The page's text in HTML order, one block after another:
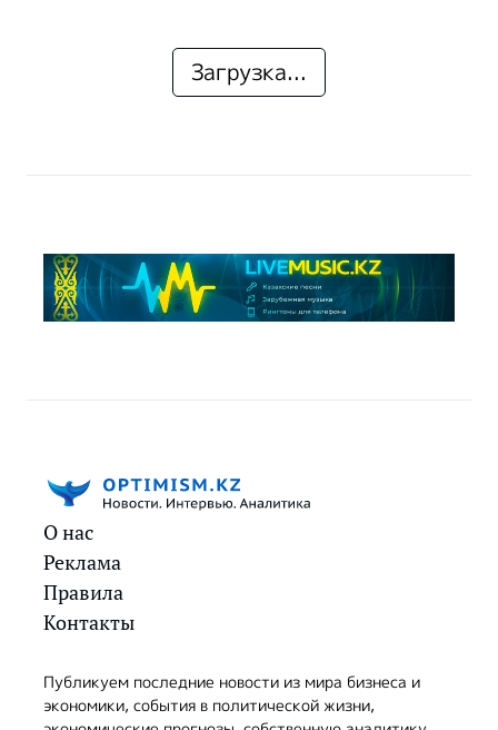
Загрузка...
О нас
Реклама
Правила
Контакты
Публикуем последние новости из мира бизнеса и
экономики, события в политической жизни,